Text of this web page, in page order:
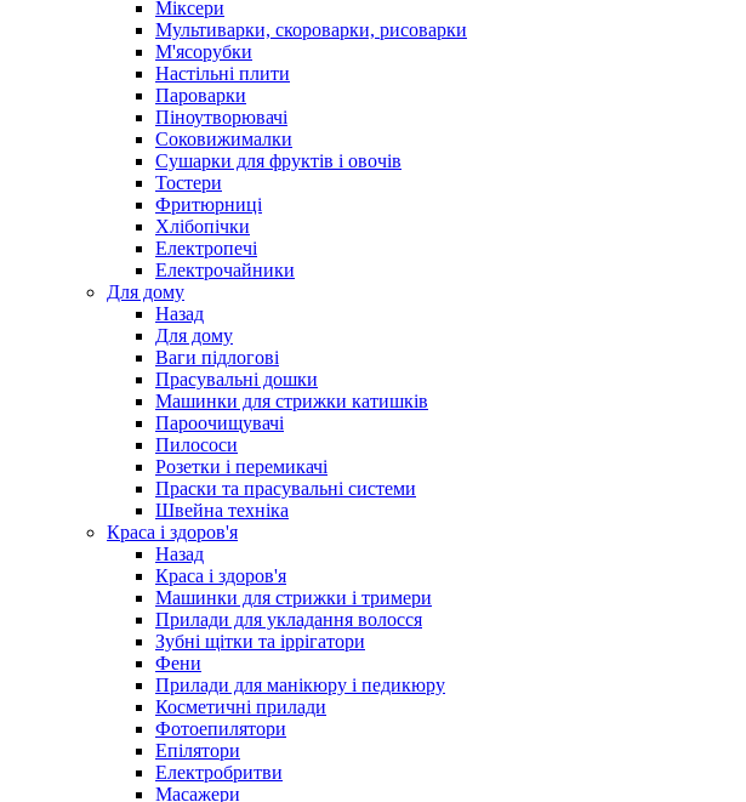
Міксери
Мультиварки, скороварки, рисоварки
М'ясорубки
Настільні плити
Пароварки
Піноутворювачі
Соковижималки
Сушарки для фруктів і овочів
Тостери
Фритюрниці
Хлібопічки
Електропечі
Електрочайники
Для дому
Назад
Для дому
Ваги підлогові
Прасувальні дошки
Машинки для стрижки катишків
Пароочищувачі
Пилососи
Розетки і перемикачі
Праски та прасувальні системи
Швейна техніка
Краса і здоров'я
Назад
Краса і здоров'я
Машинки для стрижки і тримери
Прилади для укладання волосся
Зубні щітки та іррігатори
Фени
Прилади для манікюру і педикюру
Косметичні прилади
Фотоепилятори
Епілятори
Електробритви
Масажери